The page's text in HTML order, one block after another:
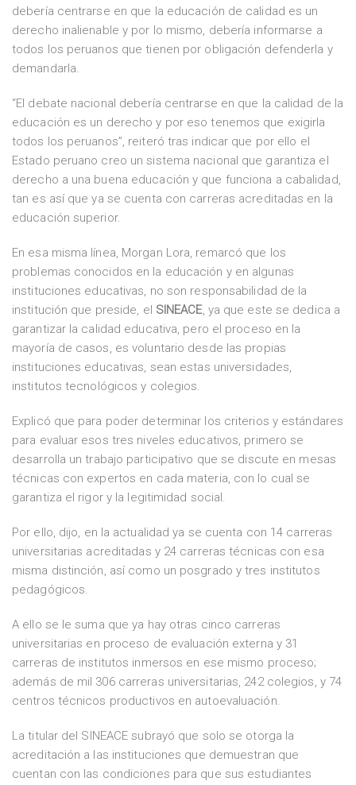
debería centrarse en que la educación de calidad es un
derecho inalienable y por lo mismo, debería informarse a
todos los peruanos que tienen por obligación defenderla y
demandarla.
“El debate nacional debería centrarse en que la calidad de la
educación es un derecho y por eso tenemos que exigirla
todos los peruanos”, reiteró tras indicar que por ello el
Estado peruano creo un sistema nacional que garantiza el
derecho a una buena educación y que funciona a cabalidad,
tan es así que ya se cuenta con carreras acreditadas en la
educación superior.
En esa misma línea, Morgan Lora, remarcó que los
problemas conocidos en la educación y en algunas
instituciones educativas, no son responsabilidad de la
institución que preside, el SINEACE, ya que este se dedica a
garantizar la calidad educativa, pero el proceso en la
mayoría de casos, es voluntario desde las propias
instituciones educativas, sean estas universidades,
institutos tecnológicos y colegios.
Explicó que para poder determinar los criterios y estándares
para evaluar esos tres niveles educativos, primero se
desarrolla un trabajo participativo que se discute en mesas
técnicas con expertos en cada materia, con lo cual se
garantiza el rigor y la legitimidad social.
Por ello, dijo, en la actualidad ya se cuenta con 14 carreras
universitarias acreditadas y 24 carreras técnicas con esa
misma distinción, así como un posgrado y tres institutos
pedagógicos.
A ello se le suma que ya hay otras cinco carreras
universitarias en proceso de evaluación externa y 31
carreras de institutos inmersos en ese mismo proceso;
además de mil 306 carreras universitarias, 242 colegios, y 74
centros técnicos productivos en autoevaluación.
La titular del SINEACE subrayó que solo se otorga la
acreditación a las instituciones que demuestran que
cuentan con las condiciones para que sus estudiantes